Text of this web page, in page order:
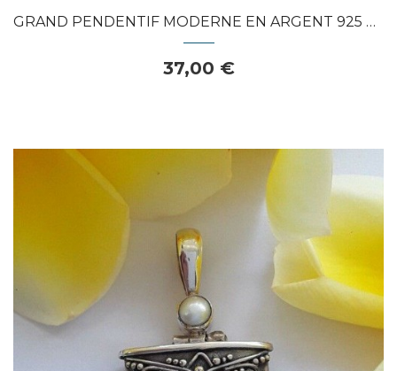
GRAND PENDENTIF MODERNE EN ARGENT 925 CISELE
37,00 €